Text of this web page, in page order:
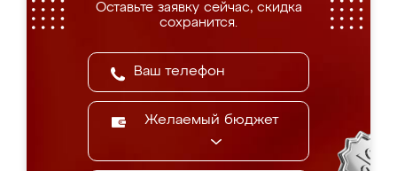
Оставьте заявку сейчас, скидка
сохранится.
Желаемый бюджет